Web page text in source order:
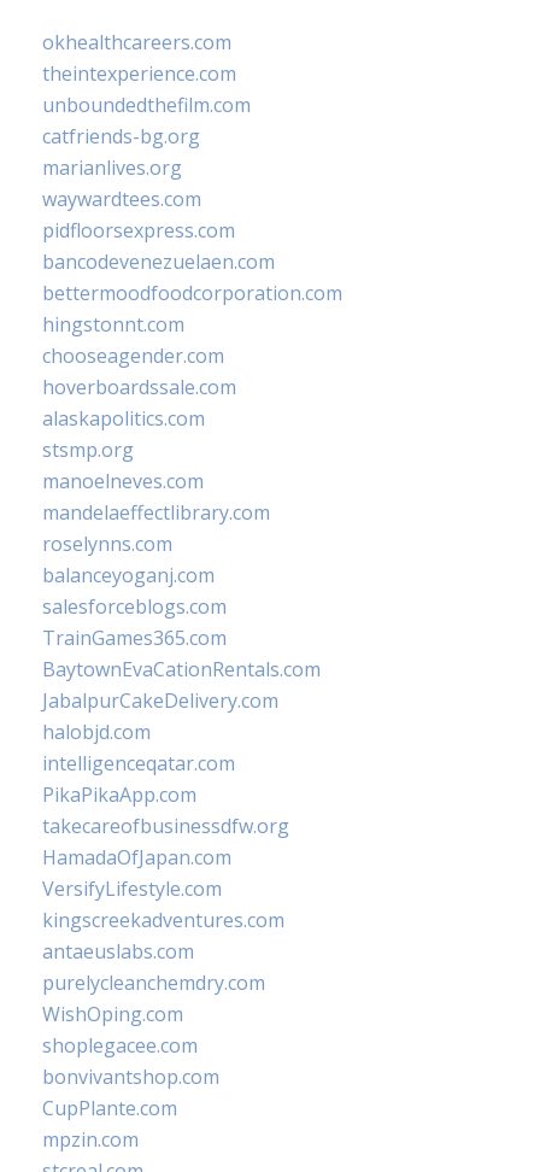
okhealthcareers.com
theintexperience.com
unboundedthefilm.com
catfriends-bg.org
marianlives.org
waywardtees.com
pidfloorsexpress.com
bancodevenezuelaen.com
bettermoodfoodcorporation.com
hingstonnt.com
chooseagender.com
hoverboardssale.com
alaskapolitics.com
stsmp.org
manoelneves.com
mandelaeffectlibrary.com
roselynns.com
balanceyoganj.com
salesforceblogs.com
TrainGames365.com
BaytownEvaCationRentals.com
JabalpurCakeDelivery.com
halobjd.com
intelligenceqatar.com
PikaPikaApp.com
takecareofbusinessdfw.org
HamadaOfJapan.com
VersifyLifestyle.com
kingscreekadventures.com
antaeuslabs.com
purelycleanchemdry.com
WishOping.com
shoplegacee.com
bonvivantshop.com
CupPlante.com
mpzin.com